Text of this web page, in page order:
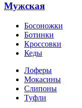
Мужская
Босоножки
Ботинки
Кроссовки
Кеды
Лоферы
Мокасины
Слипоны
Туфли